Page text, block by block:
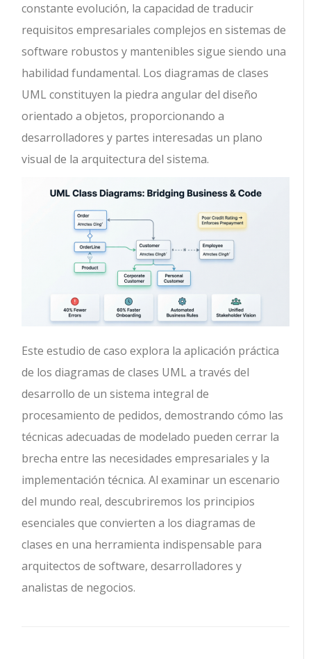
constante evolución, la capacidad de traducir
requisitos empresariales complejos en sistemas de
software robustos y mantenibles sigue siendo una
habilidad fundamental. Los diagramas de clases
UML constituyen la piedra angular del diseño
orientado a objetos, proporcionando a
desarrolladores y partes interesadas un plano
visual de la arquitectura del sistema.
Este estudio de caso explora la aplicación práctica
de los diagramas de clases UML a través del
desarrollo de un sistema integral de
procesamiento de pedidos, demostrando cómo las
técnicas adecuadas de modelado pueden cerrar la
brecha entre las necesidades empresariales y la
implementación técnica. Al examinar un escenario
del mundo real, descubriremos los principios
esenciales que convierten a los diagramas de
clases en una herramienta indispensable para
arquitectos de software, desarrolladores y
analistas de negocios.